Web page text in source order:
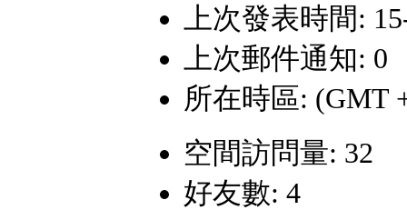
上次發表時間:
上次郵件通知: 0
所在時區: (GMT
空間訪問量: 32
好友數: 4